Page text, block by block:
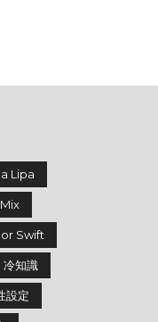
Lipa
Swift
冷知識
設定